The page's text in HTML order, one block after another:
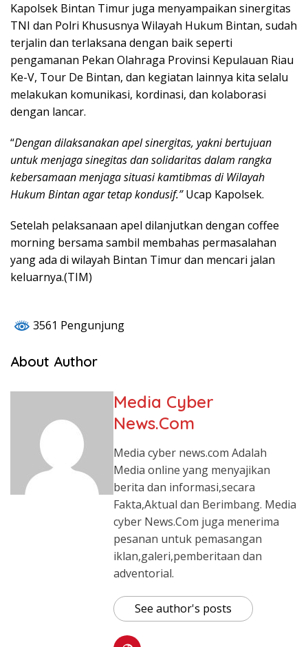
Kapolsek Bintan Timur juga menyampaikan sinergitas
TNI dan Polri Khususnya Wilayah Hukum Bintan, sudah
terjalin dan terlaksana dengan baik seperti
pengamanan Pekan Olahraga Provinsi Kepulauan Riau
Ke-V, Tour De Bintan, dan kegiatan lainnya kita selalu
melakukan komunikasi, kordinasi, dan kolaborasi
dengan lancar.
“Dengan dilaksanakan apel sinergitas, yakni bertujuan
untuk menjaga sinegitas dan solidaritas dalam rangka
kebersamaan menjaga situasi kamtibmas di Wilayah
Hukum Bintan agar tetap kondusif.”Ucap Kapolsek.
Setelah pelaksanaan apel dilanjutkan dengan coffee
morning bersama sambil membahas permasalahan
yang ada di wilayah Bintan Timur dan mencari jalan
keluarnya.(TIM)
3561 Pengunjung
About Author
Media Cyber
News.Com
Media cyber news.com Adalah
Media online yang menyajikan
berita dan informasi,secara
Fakta,Aktual dan Berimbang. Media
cyber News.Com juga menerima
pesanan untuk pemasangan
iklan,galeri,pemberitaan dan
adventorial.
See author's posts